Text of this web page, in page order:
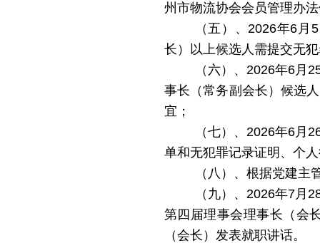
州市物流协会会员管理办
（五）
、2026年6 月 5
长）以上候选人 需提交无
（六）
、 2026年6月
事长（常务副会长）候选
宜 ；
（七）、2026年6月
单和无犯罪记录证明、个
（八）、根据党建
（九）、2026年7月
第四届理事会理事长（会
（会长）发表就职讲话。